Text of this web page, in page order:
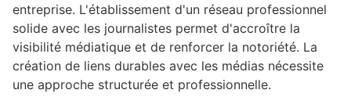
entreprise. L'établissement d'un réseau professionnel
solide avec les journalistes permet d'accroître la
visibilité médiatique et de renforcer la notoriété. La
création de liens durables avec les médias nécessite
une approche structurée et professionnelle.